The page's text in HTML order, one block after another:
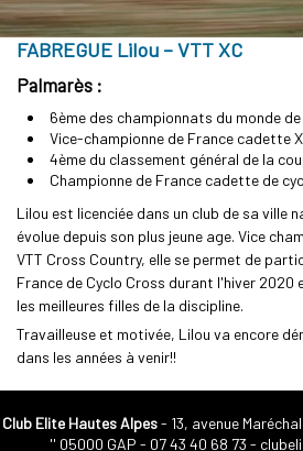
FABREGUE Lilou – VTT XC
Palmarès :
6ème des championnats du monde
Vice-championne de France cadette
4ème du classement général de la
Championne de France cadette de
Lilou est licenciée dans un club de sa ville
évolue depuis son plus jeune age. Vice
VTT Cross Country, elle se permet de
France de Cyclo Cross durant l'hiver
les meilleures filles de la discipline.
Travailleuse et motivée, Lilou va encore
dans les années à venir!!
Club Elite Hautes Alpes- 13, avenue
'' 05000 GAP - 07 43 40 68 73 -